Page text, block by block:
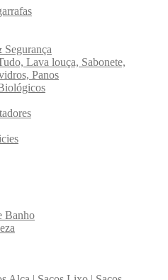
Lava louça, Sabonete,
Panos
Banho